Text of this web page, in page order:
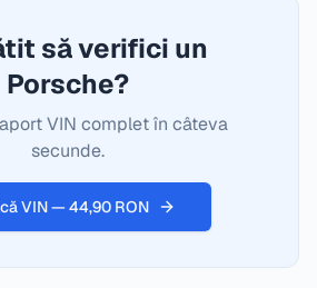
să verifici un
Porsche?
VIN complet în câteva
secunde.
VIN — 44,90 RON